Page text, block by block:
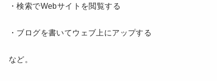
・検索でWebサイトを閲覧する
・ブログを書いてウェブ上にアップする
など。